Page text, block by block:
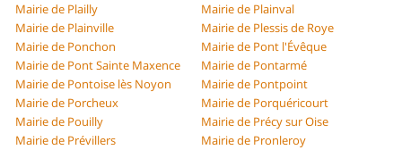
Mairie de Plailly
Mairie de Plainval
Mairie de Plainville
Mairie de Plessis de Roye
Mairie de Ponchon
Mairie de Pont l'Évêque
Mairie de Pont Sainte Maxence
Mairie de Pontarmé
Mairie de Pontoise lès Noyon
Mairie de Pontpoint
Mairie de Porcheux
Mairie de Porquéricourt
Mairie de Pouilly
Mairie de Précy sur Oise
Mairie de Prévillers
Mairie de Pronleroy